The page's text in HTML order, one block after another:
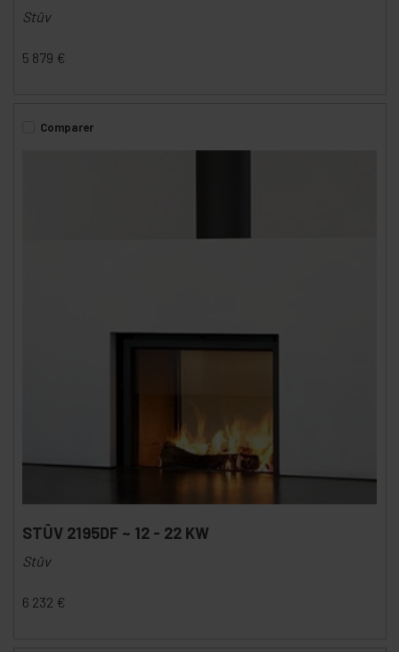
Stûv
5 879 €
Comparer
STÛV 2195DF ~ 12 - 22 KW
Stûv
6 232 €